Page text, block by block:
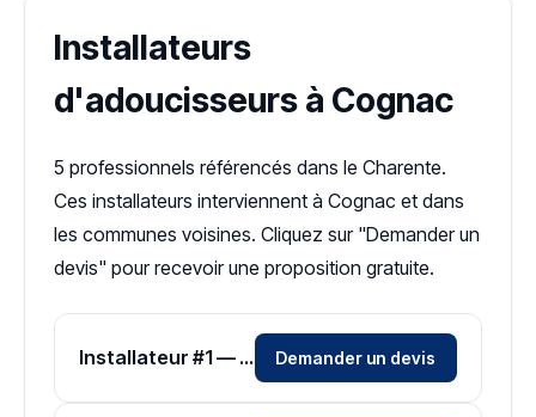
Installateurs
d'adoucisseurs à Cognac
5 professionnels référencés dans le Charente.
Ces installateurs interviennent à Cognac et dans
les communes voisines. Cliquez sur "Demander un
devis" pour recevoir une proposition gratuite.
Installateur #1 — Zone Charente Demander un devis